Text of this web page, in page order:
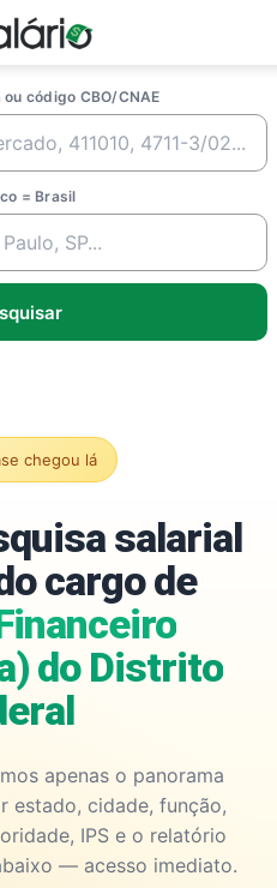
código CBO/CNAE
= Brasil
chegou lá
salarial
cargo de
do Distrito
apenas o panorama
estado, cidade, função,
IPS e o relatório
— acesso imediato.